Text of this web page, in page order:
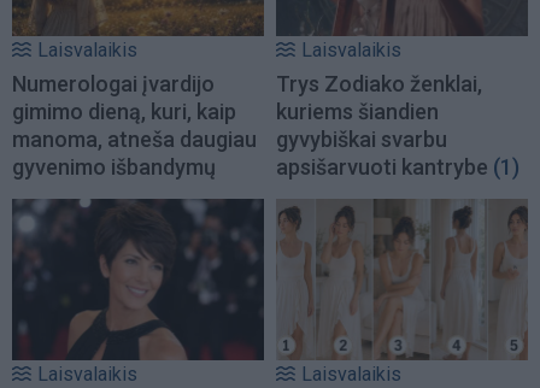
Laisvalaikis
Numerologai įvardijo
gimimo dieną, kuri, kaip
manoma, atneša daugiau
gyvenimo išbandymų
Laisvalaikis
Trys Zodiako ženklai,
kuriems šiandien
gyvybiškai svarbu
apsišarvuoti kantrybe (1)
Laisvalaikis Laisvalaikis